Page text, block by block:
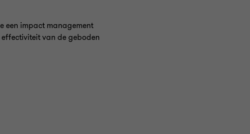
een impact management
van de geboden